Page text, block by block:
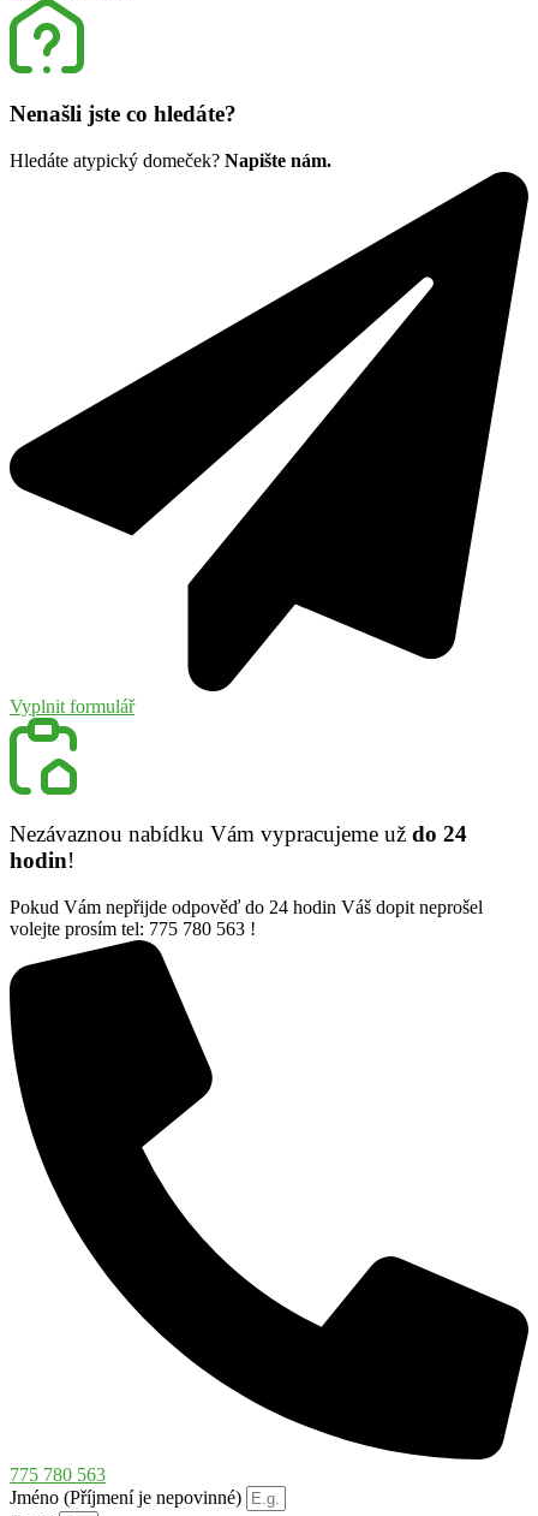
Nenašli jste co hledáte?
Hledáte atypický domeček? Napište nám.
Vyplnit formulář
Nezávaznou nabídku Vám vypracujeme už do 24
hodin!
Pokud Vám nepřijde odpověď do 24 hodin Váš dopit neprošel
volejte prosím tel: 775 780 563 !
775 780 563
Jméno (Příjmení je nepovinné)